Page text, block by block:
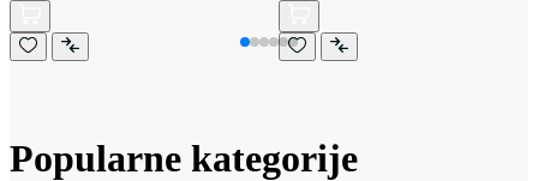
Popularne kategorije